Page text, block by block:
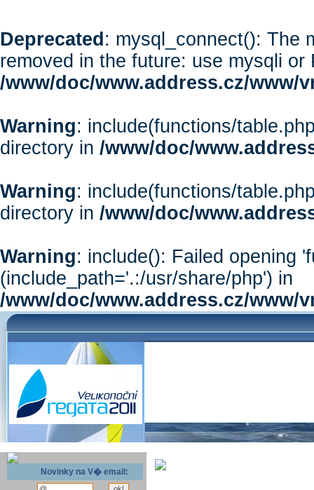
Deprecated : mysql_connect(): The
removed in the future: use mysqli or
/www/doc/www.address.cz/www/
Warning: include(functions/
directory in /www/doc/
Warning: include(functions/
directory in /www/doc/
Warning: include(): Failed opening
(include_path='.:/usr/share/php') in
/www/doc/www.address.cz/www/
Novinky na V� email: